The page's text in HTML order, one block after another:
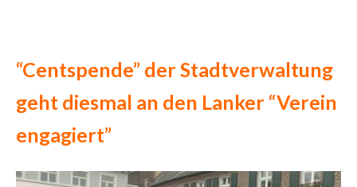
“Centspende” der Stadtverwaltung
geht diesmal an den Lanker “Verein
engagiert”